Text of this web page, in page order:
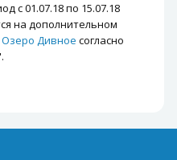
с 01.07.18 по 15.07.18
на дополнительном
Озеро Дивное согласно